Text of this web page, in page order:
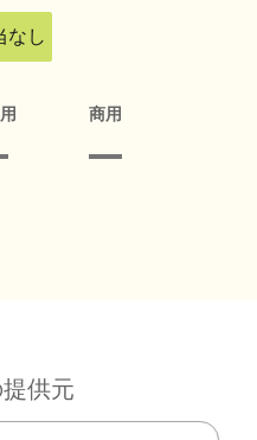
なし
商用
供元